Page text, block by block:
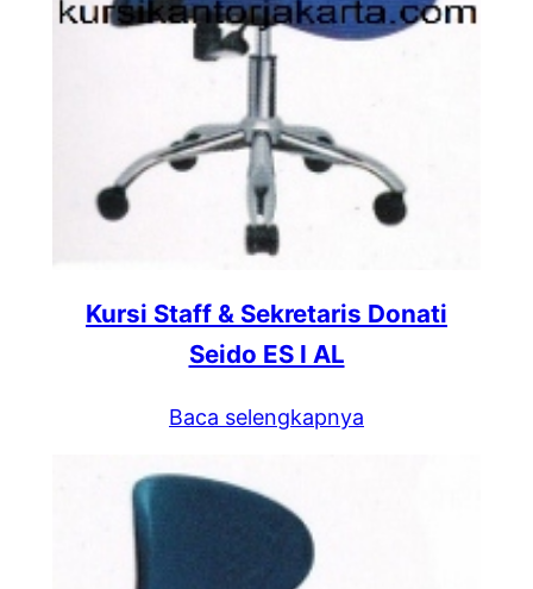
Kursi Staff & Sekretaris Donati
Seido ES I AL
Baca selengkapnya